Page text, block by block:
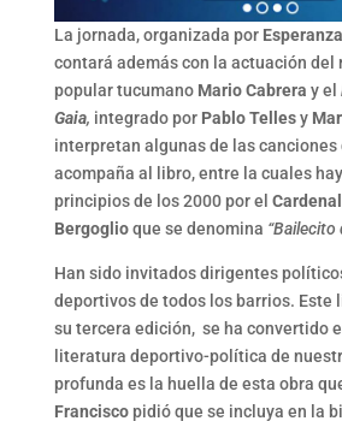
La jornada, organizada por
contará además con la actuación del
popular tucumano Mario Cabrera y el
Gaia, integrado por Pablo Tellesy
interpretan algunas de las canciones
acompaña al libro, entre la cuales
principios de los 2000 por el
Bergoglioque se denomina “Bailecito
Han sido invitados dirigentes
deportivos de todos los barrios. Este
su tercera edición, se ha convertido
literatura deportivo-política de
profunda es la huella de esta obra
Franciscopidió que se incluya en la